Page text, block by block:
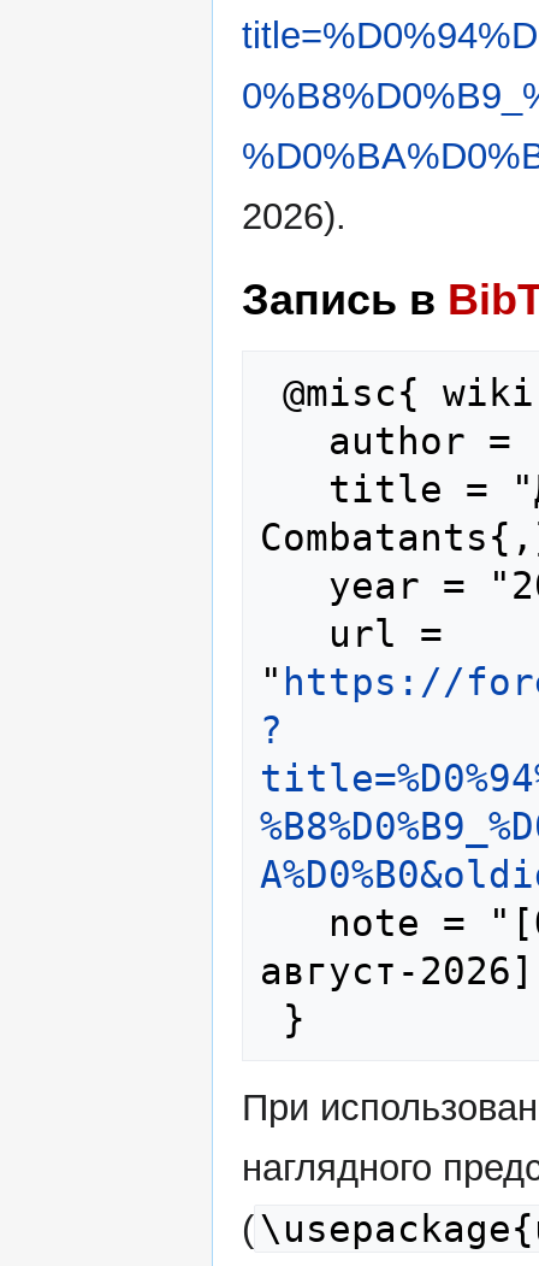
2026).
Запись в
" https://
?
август-
При
наглядного
(